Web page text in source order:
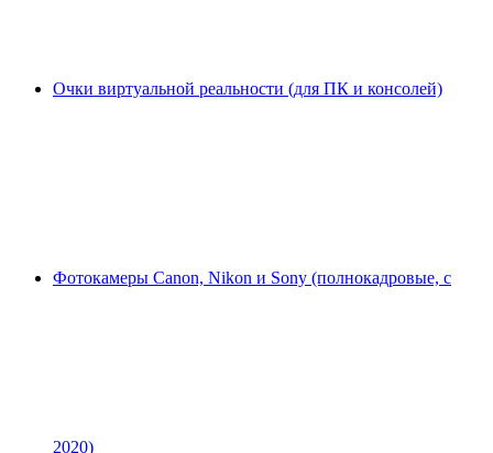
Очки виртуальной реальности (для ПК и консолей)
Фотокамеры Canon, Nikon и Sony (полнокадровые, с
2020)